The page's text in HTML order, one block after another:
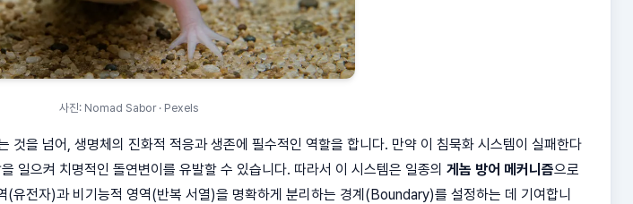
사진: Nomad Sabor · Pexels
것을 넘어, 생명체의 진화적 적응과 생존에 필수적인 역할을 합니다. 만약 이 침묵화 시스템이 실패한다
일으켜 치명적인 돌연변이를 유발할 수 있습니다. 따라서 이 시스템은 일종의 게놈 방어 메커니즘으로
(유전자)과 비기능적 영역(반복 서열)을 명확하게 분리하는 경계(Boundary)를 설정하는 데 기여합니